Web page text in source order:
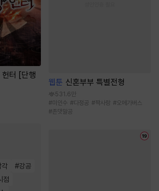
헌터 [단행
각 #강공
점
웹툰 신혼부부 특별전형
531.6만
#미인수 #다정공 #짝사랑 #오메가버스
#존댓말공